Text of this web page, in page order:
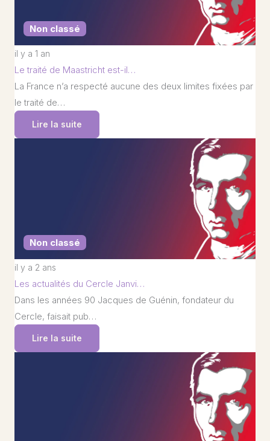
Non classé
il y a 1 an
Le traité de Maastricht est-il…
La France n’a respecté aucune des deux limites fixées par
le traité de…
Lire la suite
Non classé
il y a 2 ans
Les actualités du Cercle Janvi…
Dans les années 90 Jacques de Guénin, fondateur du
Cercle, faisait pub…
Lire la suite